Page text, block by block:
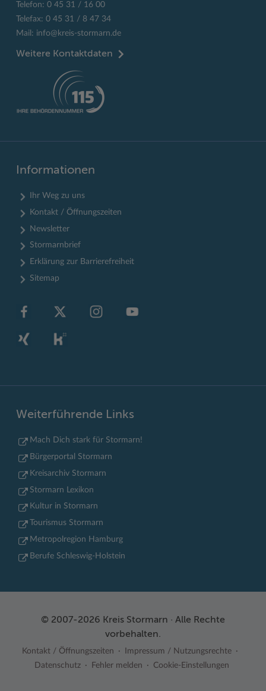
Telefon: 0 45 31 / 16 00
Telefax: 0 45 31 / 8 47 34
Mail: info@kreis-stormarn.de
Weitere Kontaktdaten
Informationen
Ihr Weg zu uns
Kontakt / Öffnungszeiten
Newsletter
Stormarnbrief
Erklärung zur Barrierefreiheit
Sitemap
Weiterführende Links
Mach Dich stark für Stormarn!
Bürgerportal Stormarn
Kreisarchiv Stormarn
Stormarn Lexikon
Kultur in Stormarn
Tourismus Stormarn
Metropolregion Hamburg
Berufe Schleswig-Holstein
© 2007-2026 Kreis Stormarn · Alle Rechte
vorbehalten.
Kontakt / Öffnungszeiten
Impressum / Nutzungsrechte
Datenschutz
Fehler melden Cookie-Einstellungen